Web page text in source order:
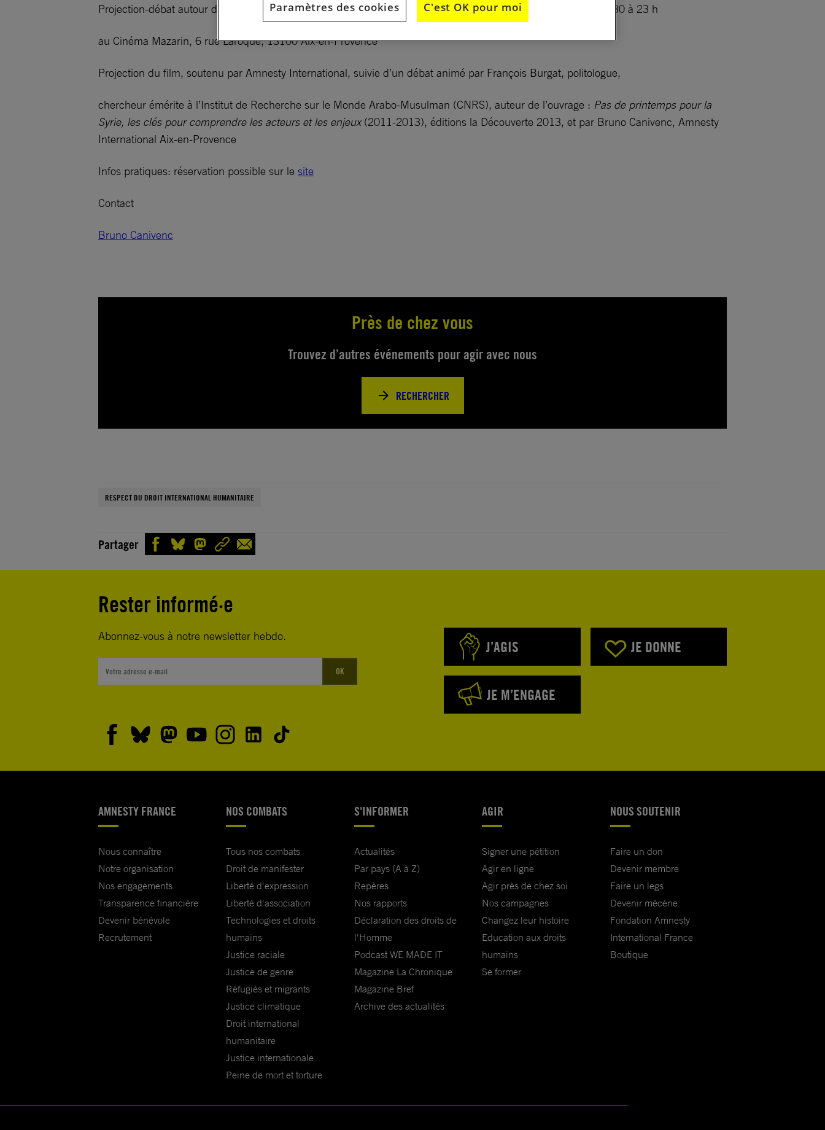
Projection-débat autour du film « Une famille syrienne» dans le cadre de la campatgne « I Welcome » de 20h30 à 23 h
au Cinéma Mazarin, 6 rue Laroque, 13100 Aix-en-Provence
Projection du film, soutenu par Amnesty International, suivie d’un débat animé par François Burgat, politologue,
chercheur émérite à l’Institut de Recherche sur le Monde Arabo-Musulman (CNRS), auteur de l’ouvrage : Pas de printemps pour la
Syrie, les clés pour comprendre les acteurs et les enjeux(2011-2013), éditions la Découverte 2013, et par Bruno Canivenc, Amnesty
International Aix-en-Provence
Infos pratiques: réservation possible sur le site
Contact
Bruno Canivenc
Près de chez vous
Trouvez d’autres événements pour agir avec nous
RECHERCHER
RESPECT DU DROIT INTERNATIONAL HUMANITAIRE
Partager
Rester informé·e
Abonnez-vous à notre newsletter hebdo.
OK
J’AGIS JE DONNE
JE M’ENGAGE
AMNESTY FRANCE
Nous connaître
Notre organisation
Nos engagements
Transparence financière
Devenir bénévole
Recrutement
NOS COMBATS
Tous nos combats
Droit de manifester
Liberté d'expression
Liberté d'association
Technologies et droits
humains
Justice raciale
Justice de genre
Réfugiés et migrants
Justice climatique
Droit international
humanitaire
Justice internationale
Peine de mort et torture
S'INFORMER
Actualités
Par pays (A à Z)
Repères
Nos rapports
Déclaration des droits de
l'Homme
Podcast WE MADE IT
Magazine La Chronique
Magazine Bref
Archive des actualités
AGIR
Signer une pétition
Agir en ligne
Agir près de chez soi
Nos campagnes
Changez leur histoire
Education aux droits
humains
Se former
NOUS SOUTENIR
Faire un don
Devenir membre
Faire un legs
Devenir mécène
Fondation Amnesty
International France
Boutique
Paramètres des cookies C'est OK pour moi